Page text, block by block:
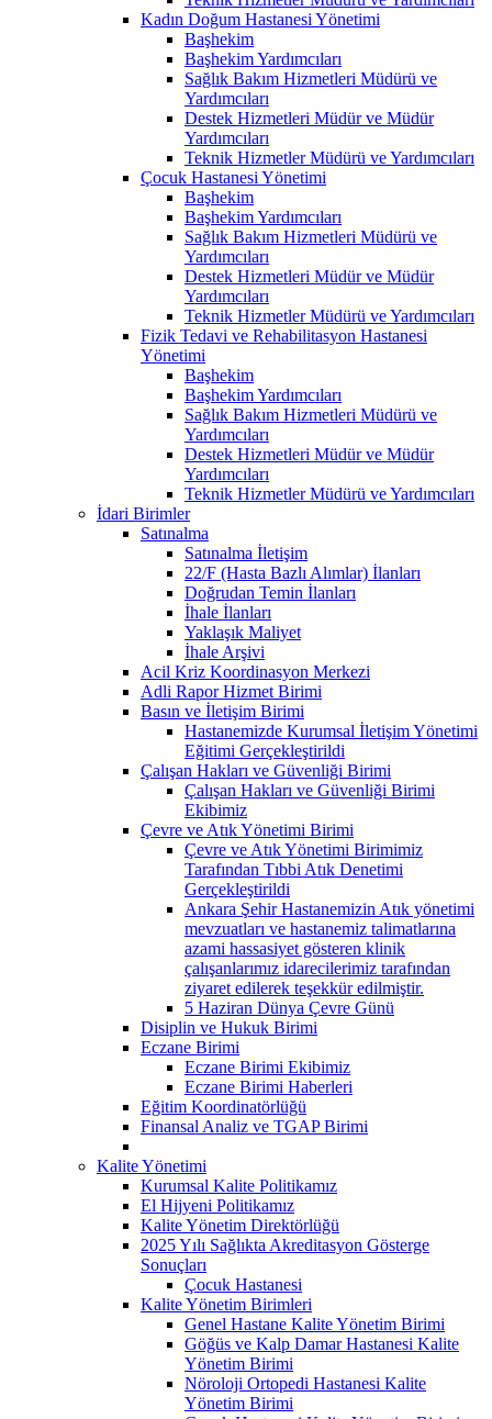
Kadın Doğum Hastanesi Yönetimi
Başhekim
Başhekim Yardımcıları
Sağlık Bakım Hizmetleri Müdürü ve
Yardımcıları
Destek Hizmetleri Müdür ve Müdür
Yardımcıları
Teknik Hizmetler Müdürü ve Yardımcıları
Çocuk Hastanesi Yönetimi
Başhekim
Başhekim Yardımcıları
Sağlık Bakım Hizmetleri Müdürü ve
Yardımcıları
Destek Hizmetleri Müdür ve Müdür
Yardımcıları
Teknik Hizmetler Müdürü ve Yardımcıları
Fizik Tedavi ve Rehabilitasyon Hastanesi
Yönetimi
Başhekim
Başhekim Yardımcıları
Sağlık Bakım Hizmetleri Müdürü ve
Yardımcıları
Destek Hizmetleri Müdür ve Müdür
Yardımcıları
Teknik Hizmetler Müdürü ve Yardımcıları
İdari Birimler
Satınalma
Satınalma İletişim
22/F (Hasta Bazlı Alımlar) İlanları
Doğrudan Temin İlanları
İhale İlanları
Yaklaşık Maliyet
İhale Arşivi
Acil Kriz Koordinasyon Merkezi
Adli Rapor Hizmet Birimi
Basın ve İletişim Birimi
Hastanemizde Kurumsal İletişim Yönetimi
Eğitimi Gerçekleştirildi
Çalışan Hakları ve Güvenliği Birimi
Çalışan Hakları ve Güvenliği Birimi
Ekibimiz
Çevre ve Atık Yönetimi Birimi
Çevre ve Atık Yönetimi Birimimiz
Tarafından Tıbbi Atık Denetimi
Gerçekleştirildi
Ankara Şehir Hastanemizin Atık yönetimi
mevzuatları ve hastanemiz talimatlarına
azami hassasiyet gösteren klinik
çalışanlarımız idarecilerimiz tarafından
ziyaret edilerek teşekkür edilmiştir.
5 Haziran Dünya Çevre Günü
Disiplin ve Hukuk Birimi
Eczane Birimi
Eczane Birimi Ekibimiz
Eczane Birimi Haberleri
Eğitim Koordinatörlüğü
Finansal Analiz ve TGAP Birimi
Kalite Yönetimi
Kurumsal Kalite Politikamız
El Hijyeni Politikamız
Kalite Yönetim Direktörlüğü
2025 Yılı Sağlıkta Akreditasyon Gösterge
Sonuçları
Çocuk Hastanesi
Kalite Yönetim Birimleri
Genel Hastane Kalite Yönetim Birimi
Göğüs ve Kalp Damar Hastanesi Kalite
Yönetim Birimi
Nöroloji Ortopedi Hastanesi Kalite
Yönetim Birimi